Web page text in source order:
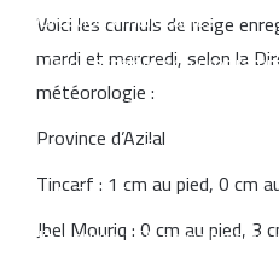
exportations marocaines
Le Maroc accélère son
renforcer sa sécurité hydrique
Le Maroc et les États-Unis
près de Tan-Tan
Akdital ouvre 15% de sa
Voici les cumuls de neige
mardi et mercredi, selon la
météorologie :
Province d’Azilal
Tincarf : 1 cm au pied, 0 cm
Jbel Mouriq : 0 cm au pied, 3